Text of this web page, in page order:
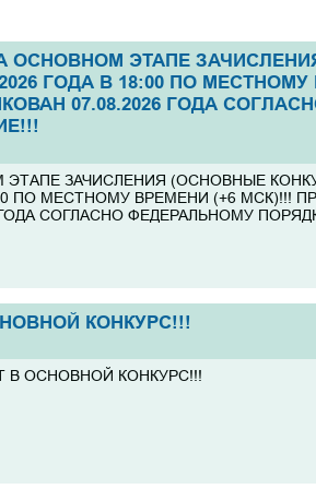
в
«V
такие как участие в
деятельности в сфере охраны
волонтерской деятельности,
мероприятий по
Ковида, а также
политике, кабинет № 318 с 13
в рабочие дни с 9.00 до 17.30.
к ОГЭ
и
Приглашаем школьников 9-11
ОСНОВНОМ ЭТАПЕ
ГОДА В 18:00 ПО
07.08.2026 ГОДА
ЗАЧИСЛЕНИЯ (ОСНОВНЫЕ
ПО МЕСТНОМУ ВРЕМЕНИ (+6 МСК)!!!
СОГЛАСНО ФЕДЕРАЛЬНОМУ
КОНКУРС!!!
В ОСНОВНОЙ КОНКУРС!!!